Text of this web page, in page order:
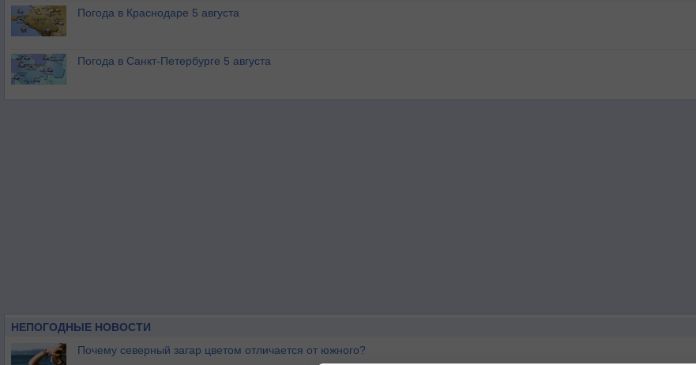
Погода в Краснодаре 5 августа
Погода в Санкт-Петербурге 5 августа
НЕПОГОДНЫЕ НОВОСТИ
Почему северный загар цветом отличается от южного?